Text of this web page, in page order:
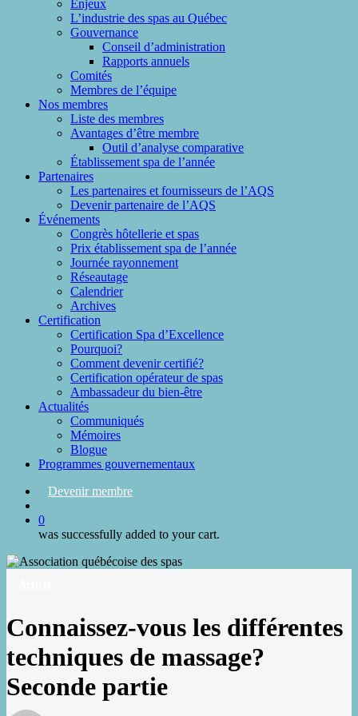
Enjeux
L’industrie des spas au Québec
Gouvernance
Conseil d’administration
Rapports annuels
Comités
Membres de l’équipe
Nos membres
Liste des membres
Avantages d’être membre
Outil d’analyse comparative
Établissement spa de l’année
Partenaires
Les partenaires et fournisseurs de l’AQS
Devenir partenaire de l’AQS
Événements
Congrès hôtellerie et spas
Prix établissement spa de l’année
Journée rayonnement
Réseautage
Calendrier
Archives
Certification
Certification Spa d’Excellence
Pourquoi?
Comment devenir certifié?
Certification opérateur de spas
Ambassadeur du bien-être
Actualités
Communiqués
Mémoires
Blogue
Programmes gouvernementaux
Devenir membre
0
was successfully added to your cart.
Connaissez-vous les différentes
techniques de massage?
Seconde partie